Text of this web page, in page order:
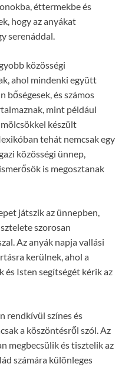
éttermekbe és
hogy az anyákat
serenáddal.
közösségi
ahol mindenki együtt
bőségesek, és számos
mint például
készült
tehát nemcsak egy
közösségi ünnep,
is megosztanak
játszik az ünnepben,
szorosan
Az anyák napja vallási
kerülnek, ahol a
és Isten segítségét kérik az
rendkívül színes és
a köszöntésről szól. Az
megbecsülik és tisztelik az
számára különleges